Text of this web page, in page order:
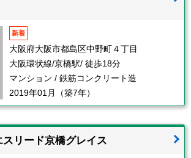
新着
大阪府大阪市都島区中野町４丁目
大阪環状線/京橋駅/ 徒歩18分
マンション / 鉄筋コンクリート造
2019年01月（築7年）
スリード京橋グレイス